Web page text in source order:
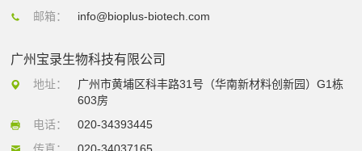
邮箱：
info@bioplus-biotech.com
广州宝录生物科技有限公司
地址：
广州市黄埔区科丰路31号（华南新材料创新园）G1栋
603房
电话：
020-34393445